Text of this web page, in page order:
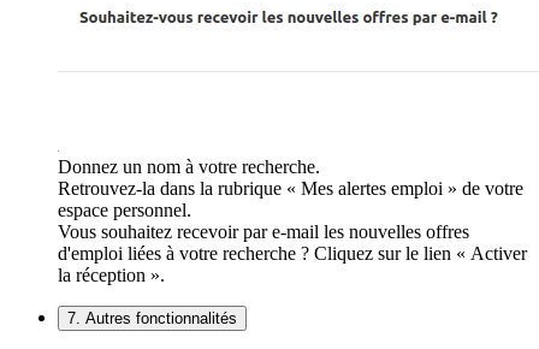
Donnez un nom à votre recherche.
Retrouvez-la dans la rubrique « Mes alertes emploi » de votre
espace personnel.
Vous souhaitez recevoir par e-mail les nouvelles offres
d'emploi liées à votre recherche ? Cliquez sur le lien « Activer
la réception ».
7. Autres fonctionnalités